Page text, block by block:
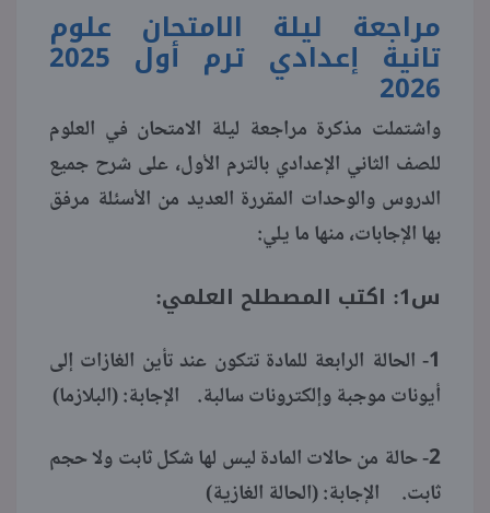
مراجعة ليلة الامتحان علوم
تانية إعدادي ترم أول 2025
2026
واشتملت مذكرة مراجعة ليلة الامتحان في العلوم
للصف الثاني الإعدادي بالترم الأول، على شرح جميع
الدروس والوحدات المقررة العديد من الأسئلة مرفق
بها الإجابات، منها ما يلي:
س1: اكتب المصطلح العلمي:
1- الحالة الرابعة للمادة تتكون عند تأين الغازات إلى
أيونات موجبة وإلكترونات سالبة. الإجابة: (البلازما)
2- حالة من حالات المادة ليس لها شكل ثابت ولا حجم
ثابت. الإجابة: (الحالة الغازية)